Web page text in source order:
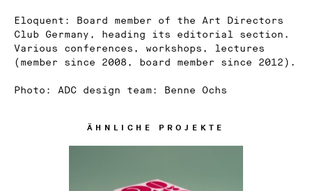
Eloquent: Board member of the Art Directors
Club Germany, heading its editorial section.
Various conferences, workshops, lectures
(member since 2008, board member since 2012).
Photo: ADC design team: Benne Ochs
ÄHNLICHE PROJEKTE